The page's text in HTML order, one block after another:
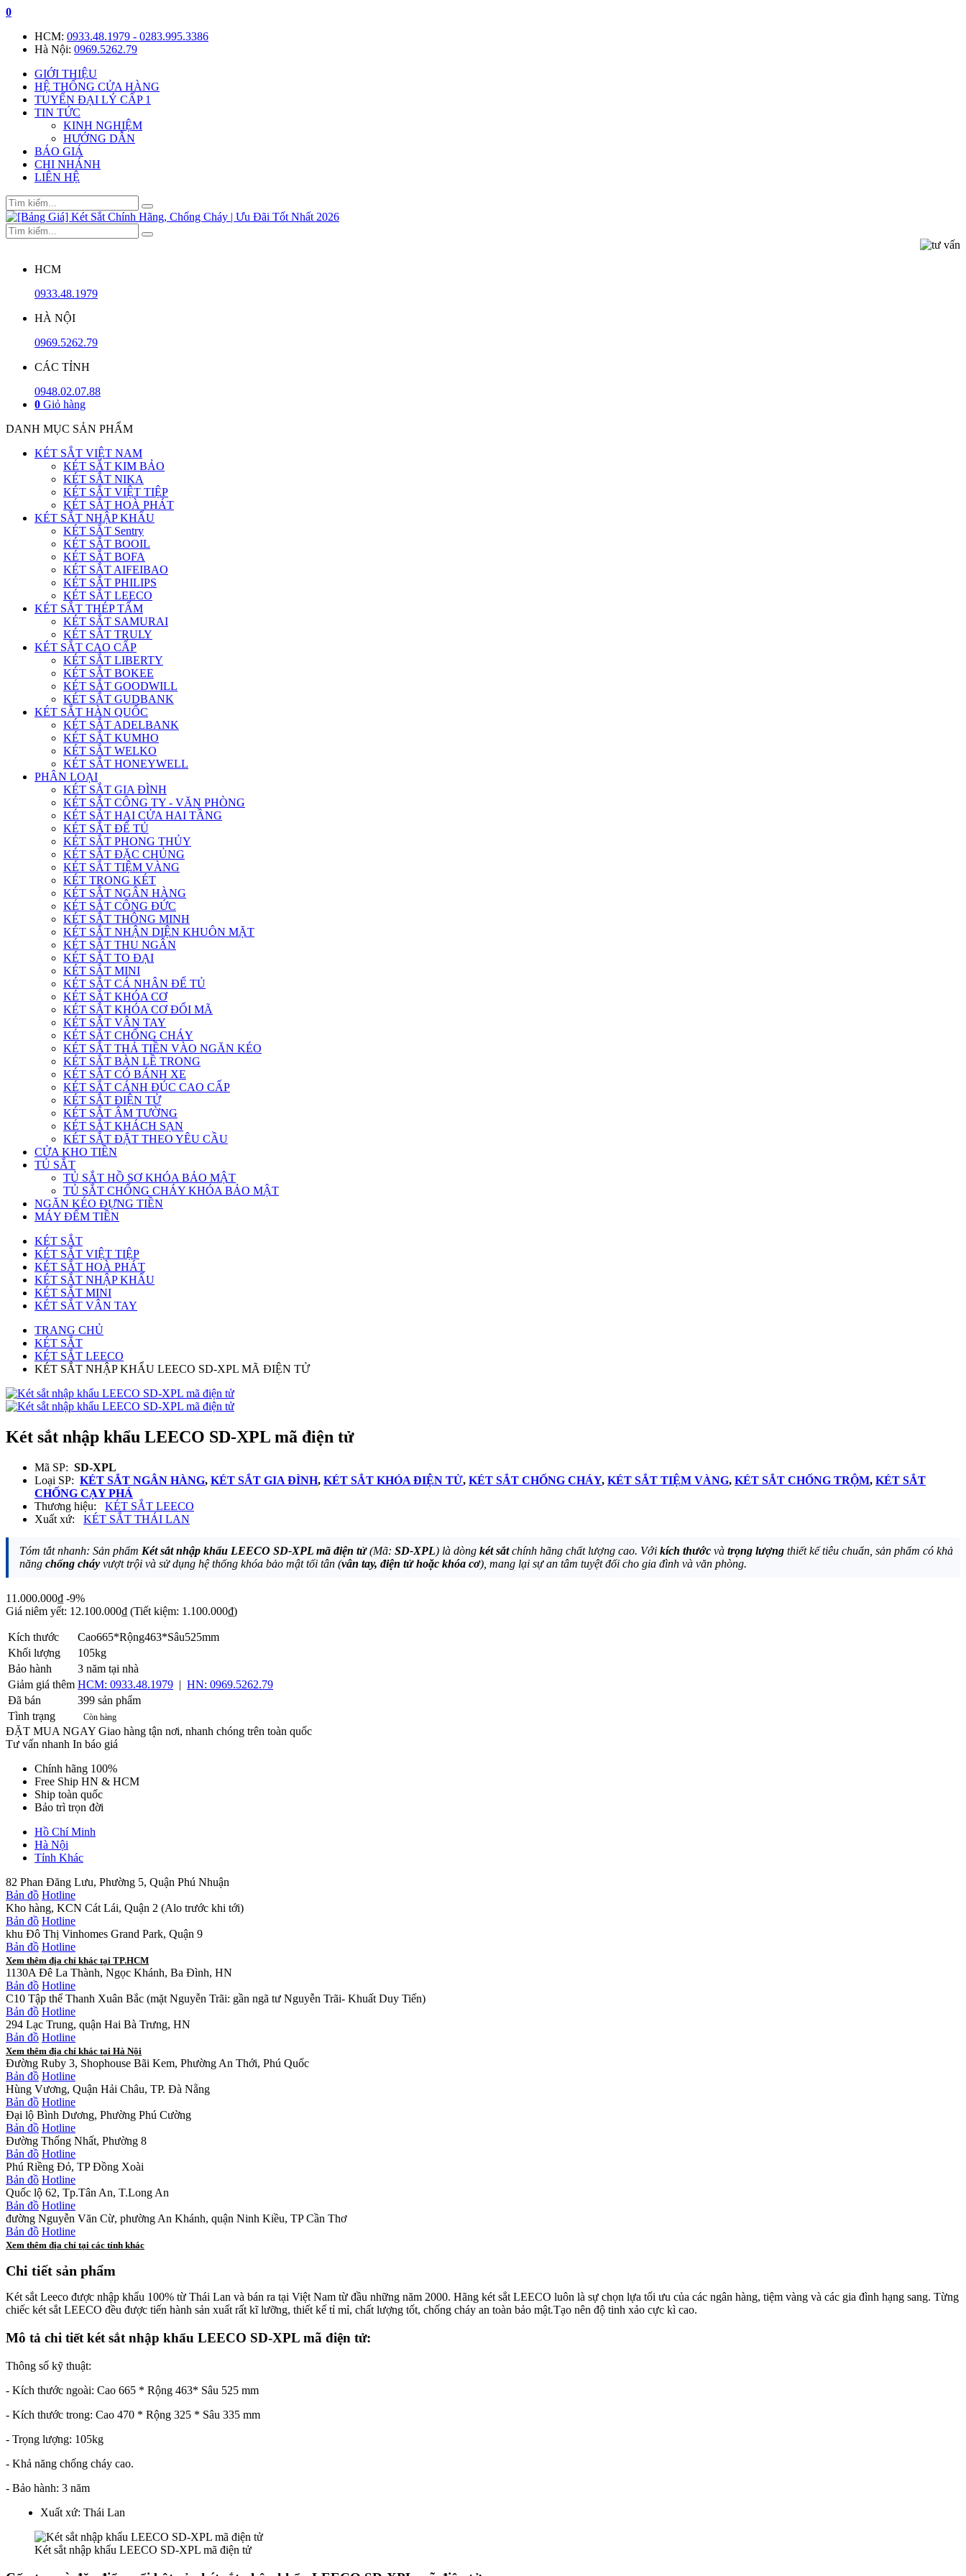
0
HCM: 0933.48.1979 - 0283.995.3386
Hà Nội: 0969.5262.79
GIỚI THIỆU
HỆ THỐNG CỬA HÀNG
TUYỂN ĐẠI LÝ CẤP 1
TIN TỨC
KINH NGHIỆM
HƯỚNG DẪN
BÁO GIÁ
CHI NHÁNH
LIÊN HỆ
HCM
0933.48.1979
HÀ NỘI
0969.5262.79
CÁC TỈNH
0948.02.07.88
0 Giỏ hàng
DANH MỤC SẢN PHẨM
KÉT SẮT VIỆT NAM
KÉT SẮT KIM BẢO
KÉT SẮT NIKA
KÉT SẮT VIỆT TIỆP
KÉT SẮT HOÀ PHÁT
KÉT SẮT NHẬP KHẨU
KÉT SẮT Sentry
KÉT SẮT BOOIL
KÉT SẮT BOFA
KÉT SẮT AIFEIBAO
KÉT SẮT PHILIPS
KÉT SẮT LEECO
KÉT SẮT THÉP TẤM
KÉT SẮT SAMURAI
KÉT SẮT TRULY
KÉT SẮT CAO CẤP
KÉT SẮT LIBERTY
KÉT SẮT BOKEE
KÉT SẮT GOODWILL
KÉT SẮT GUDBANK
KÉT SẮT HÀN QUỐC
KÉT SẮT ADELBANK
KÉT SẮT KUMHO
KÉT SẮT WELKO
KÉT SẮT HONEYWELL
PHÂN LOẠI
KÉT SẮT GIA ĐÌNH
KÉT SẮT CÔNG TY - VĂN PHÒNG
KÉT SẮT HAI CỬA HAI TẦNG
KÉT SẮT ĐỂ TỦ
KÉT SẮT PHONG THỦY
KÉT SẮT ĐẶC CHỦNG
KÉT SẮT TIỆM VÀNG
KÉT TRONG KÉT
KÉT SẮT NGÂN HÀNG
KÉT SẮT CÔNG ĐỨC
KÉT SẮT THÔNG MINH
KÉT SẮT NHẬN DIỆN KHUÔN MẶT
KÉT SẮT THU NGÂN
KÉT SẮT TO ĐẠI
KÉT SẮT MINI
KÉT SẮT CÁ NHÂN ĐỂ TỦ
KÉT SẮT KHÓA CƠ
KÉT SẮT KHÓA CƠ ĐỔI MÃ
KÉT SẮT VÂN TAY
KÉT SẮT CHỐNG CHÁY
KÉT SẮT THẢ TIỀN VÀO NGĂN KÉO
KÉT SẮT BÀN LỀ TRONG
KÉT SẮT CÓ BÁNH XE
KÉT SẮT CÁNH ĐÚC CAO CẤP
KÉT SẮT ĐIỆN TỬ
KÉT SẮT ÂM TƯỜNG
KÉT SẮT KHÁCH SẠN
KÉT SẮT ĐẶT THEO YÊU CẦU
CỬA KHO TIỀN
TỦ SẮT
TỦ SẮT HỒ SƠ KHÓA BẢO MẬT
TỦ SẮT CHỐNG CHÁY KHÓA BẢO MẬT
NGĂN KÉO ĐỰNG TIỀN
MÁY ĐẾM TIỀN
KÉT SẮT
KÉT SẮT VIỆT TIỆP
KÉT SẮT HOÀ PHÁT
KÉT SẮT NHẬP KHẨU
KÉT SẮT MINI
KÉT SẮT VÂN TAY
TRANG CHỦ
KÉT SẮT
KÉT SẮT LEECO
KÉT SẮT NHẬP KHẨU LEECO SD-XPL MÃ ĐIỆN TỬ
Két sắt nhập khẩu LEECO SD-XPL mã điện tử
Mã SP: SD-XPL
Loại SP: KÉT SẮT NGÂN HÀNG, KÉT SẮT GIA ĐÌNH, KÉT SẮT KHÓA ĐIỆN TỬ, KÉT SẮT CHỐNG CHÁY, KÉT SẮT TIỆM VÀNG, KÉT SẮT CHỐNG TRỘM, KÉT SẮT
CHỐNG CẠY PHÁ
Thương hiệu: KÉT SẮT LEECO
Xuất xứ: KÉT SẮT THÁI LAN
Tóm tắt nhanh: Sản phẩm Két sắt nhập khẩu LEECO SD-XPL mã điện tử(Mã: SD-XPL) là dòng két sắtchính hãng chất lượng cao. Với kích thước và trọng lượng thiết kế tiêu chuẩn, sản phẩm có khả
năng chống cháy vượt trội và sử dụng hệ thống khóa bảo mật tối tân (vân tay, điện tử hoặc khóa cơ), mang lại sự an tâm tuyệt đối cho gia đình và văn phòng.
11.000.000₫ -9%
Giá niêm yết: 12.100.000₫ (Tiết kiệm: 1.100.000₫)
Kích thước
Cao665*Rộng463*Sâu525mm
Khối lượng
105kg
Bảo hành
3 năm tại nhà
Giảm giá thêm HCM: 0933.48.1979 | HN: 0969.5262.79
Đã bán
399 sản phẩm
Tình trạng
Còn hàng
ĐẶT MUA NGAY Giao hàng tận nơi, nhanh chóng trên toàn quốc
Tư vấn nhanh In báo giá
Chính hãng 100%
Free Ship HN & HCM
Ship toàn quốc
Bảo trì trọn đời
Hồ Chí Minh
Hà Nội
Tỉnh Khác
82 Phan Đăng Lưu, Phường 5, Quận Phú Nhuận
Bản đồ Hotline
Kho hàng, KCN Cát Lái, Quận 2 (Alo trước khi tới)
Bản đồ Hotline
khu Đô Thị Vinhomes Grand Park, Quận 9
Bản đồ Hotline
Xem thêm địa chỉ khác tại TP.HCM
1130A Đê La Thành, Ngọc Khánh, Ba Đình, HN
Bản đồ Hotline
C10 Tập thể Thanh Xuân Bắc (mặt Nguyễn Trãi: gần ngã tư Nguyễn Trãi- Khuất Duy Tiến)
Bản đồ Hotline
294 Lạc Trung, quận Hai Bà Trưng, HN
Bản đồ Hotline
Xem thêm địa chỉ khác tại Hà Nội
Đường Ruby 3, Shophouse Bãi Kem, Phường An Thới, Phú Quốc
Bản đồ Hotline
Hùng Vương, Quận Hải Châu, TP. Đà Nẵng
Bản đồ Hotline
Đại lộ Bình Dương, Phường Phú Cường
Bản đồ Hotline
Đường Thống Nhất, Phường 8
Bản đồ Hotline
Phú Riềng Đỏ, TP Đồng Xoài
Bản đồ Hotline
Quốc lộ 62, Tp.Tân An, T.Long An
Bản đồ Hotline
đường Nguyễn Văn Cừ, phường An Khánh, quận Ninh Kiều, TP Cần Thơ
Bản đồ Hotline
Xem thêm địa chỉ tại các tỉnh khác
Chi tiết sản phẩm
Két sắt Leeco được nhập khẩu 100% từ Thái Lan và bán ra tại Việt Nam từ đầu những năm 2000. Hãng két sắt LEECO luôn là sự chọn lựa tối ưu của các ngân hàng, tiệm vàng và các gia đình hạng sang. Từng
chiếc két sắt LEECO đều được tiến hành sản xuất rất kĩ lưỡng, thiết kế tỉ mỉ, chất lượng tốt, chống cháy an toàn bảo mật.Tạo nên độ tinh xảo cực kì cao.
Mô tả chi tiết két sắt nhập khẩu LEECO SD-XPL mã điện tử:
Thông số kỹ thuật:
- Kích thước ngoài: Cao 665 * Rộng 463* Sâu 525 mm
- Kích thước trong: Cao 470 * Rộng 325 * Sâu 335 mm
- Trọng lượng: 105kg
- Khả năng chống cháy cao.
- Bảo hành: 3 năm
Xuất xứ: Thái Lan
Két sắt nhập khẩu LEECO SD-XPL mã điện tử